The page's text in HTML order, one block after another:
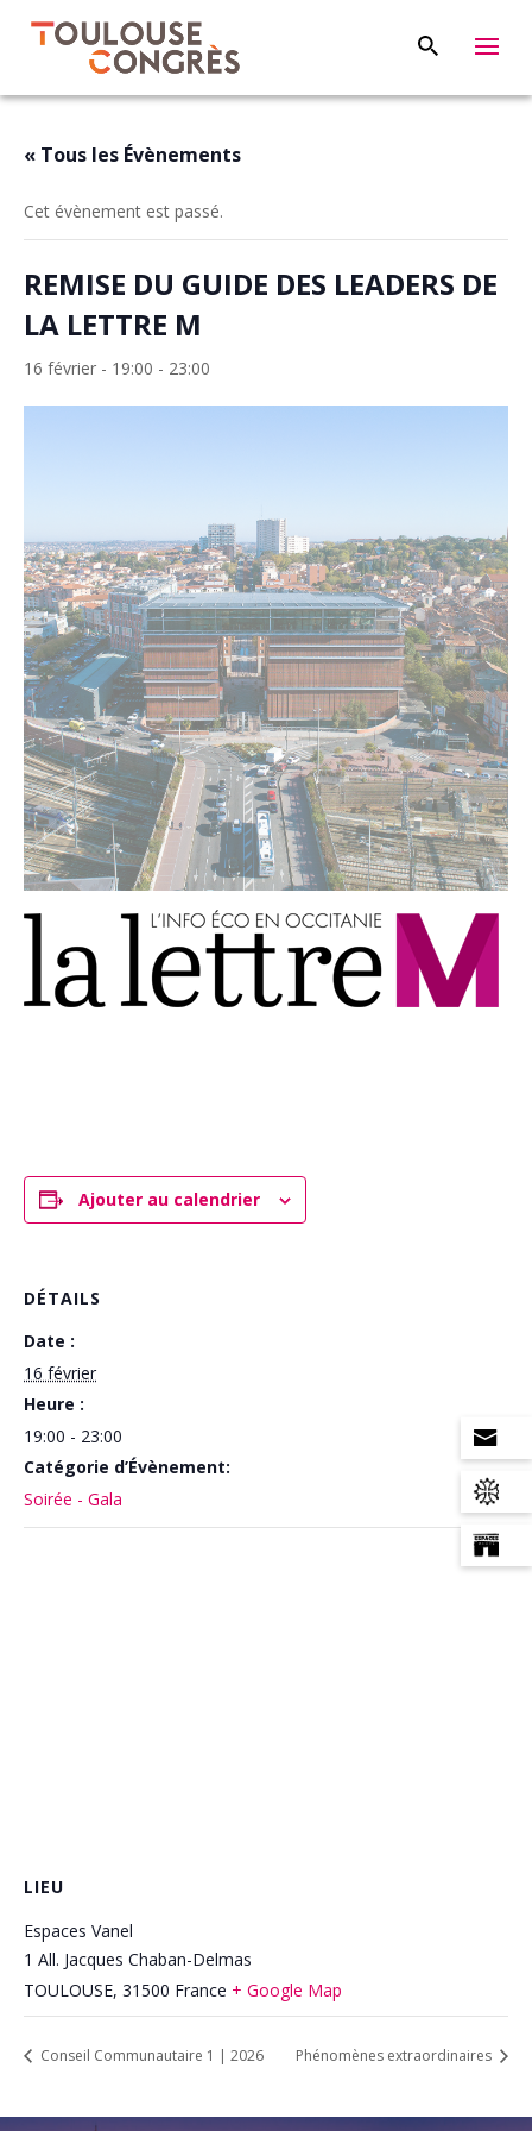
« Tous les Évènements
Cet évènement est passé.
REMISE DU GUIDE DES LEADERS DE
LA LETTRE M
16 février - 19:00 - 23:00
Ajouter au calendrier
DÉTAILS
Date :
16 février
Heure :
19:00 - 23:00
Catégorie d’Évènement:
Soirée - Gala
LIEU
Espaces Vanel
1 All. Jacques Chaban-Delmas
TOULOUSE, 31500 France + Google Map
Conseil Communautaire 1 | 2026 Phénomènes extraordinaires